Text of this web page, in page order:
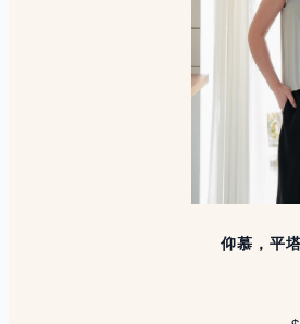
仰慕，平